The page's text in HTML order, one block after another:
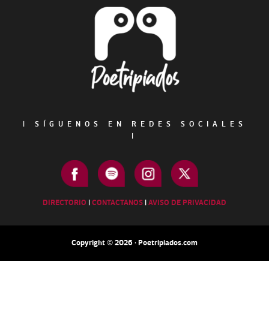
|
SÍGUENOS EN REDES SOCIALES
|
DIRECTORIO |CONTACTANOS |AVISO DE PRIVACIDAD
Copyright © 2026 · Poetripiados.com